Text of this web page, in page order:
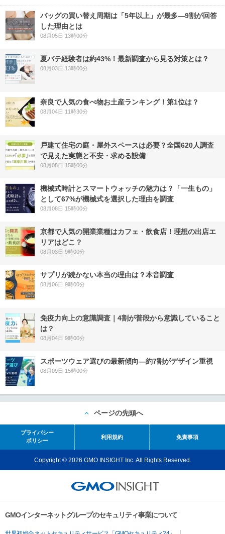
バッグの買い替え周期は「5年以上」が最多―9割が回答
した理由とは
08月05日 13時00分
夏バテ経験者は約43%！最新調査から見る対策とは？
08月03日 13時00分
奈良で人気の食べ物お土産ランキング！第1位は？
08月04日 11時30分
戸建て住宅の庭・屋外スペースは必要？全国620人調査
で見えた実態と不安・求める設備
08月08日 15時00分
機械式時計とスマートウォッチの魅力は？「一生もの」
として67%が機械式を選択した理由を調査
08月08日 15時00分
京都で人気の開業業種はカフェ・飲食店！理想の出店エ
リアはどこ？
08月03日 9時00分
サプリが続かない本当の理由は？本音調査
08月06日 9時00分
免疫力向上の意識調査｜4割が普段から意識していること
は？
08月04日 9時00分
スポーツウェア選びの最新傾向―約7割がデザイン重視
08月09日 15時00分
ページの先頭へ
プライバシー
ポリシー
利用規約 免責事項
Copyright © 2026 GMO INSIGHT Inc. All Rights Reserved.
GMOインターネットグループのセキュリティ事業について